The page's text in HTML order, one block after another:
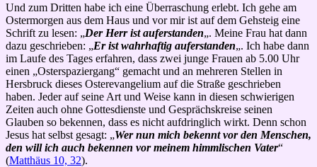
Und zum Dritten habe ich eine Überraschung erlebt. Ich gehe am
Ostermorgen aus dem Haus und vor mir ist auf dem Gehsteig eine
Schrift zu lesen: „Der Herr ist auferstanden„. Meine Frau hat dann
dazu geschrieben: „Er ist wahrhaftig auferstanden„. Ich habe dann
im Laufe des Tages erfahren, dass zwei junge Frauen ab 5.00 Uhr
einen „Osterspaziergang“ gemacht und an mehreren Stellen in
Hersbruck dieses Osterevangelium auf die Straße geschrieben
haben. Jeder auf seine Art und Weise kann in diesen schwierigen
Zeiten auch ohne Gottesdienste und Gesprächskreise seinen
Glauben so bekennen, dass es nicht aufdringlich wirkt. Denn schon
Jesus hat selbst gesagt: „Wer nun mich bekennt vor den Menschen,
den will ich auch bekennen vor meinem himmlischen Vater“
(Matthäus 10, 32).